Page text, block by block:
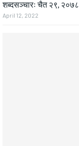
शब्दसञ्चारः चैत २९, २०७८
April 12, 2022